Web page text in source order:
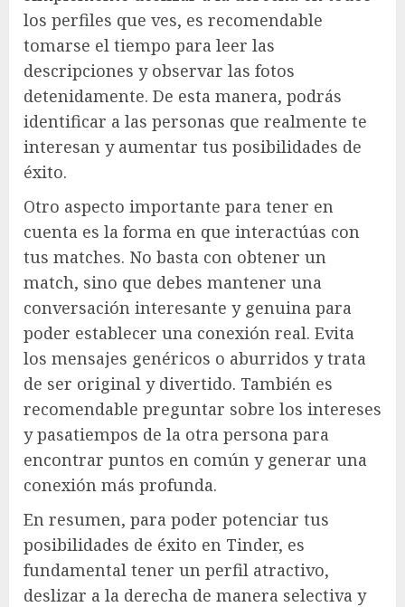
los perfiles que ves, es recomendable
tomarse el tiempo para leer las
descripciones y observar las fotos
detenidamente. De esta manera, podrás
identificar a las personas que realmente te
interesan y aumentar tus posibilidades de
éxito.
Otro aspecto importante para tener en
cuenta es la forma en que interactúas con
tus matches. No basta con obtener un
match, sino que debes mantener una
conversación interesante y genuina para
poder establecer una conexión real. Evita
los mensajes genéricos o aburridos y trata
de ser original y divertido. También es
recomendable preguntar sobre los intereses
y pasatiempos de la otra persona para
encontrar puntos en común y generar una
conexión más profunda.
En resumen, para poder potenciar tus
posibilidades de éxito en Tinder, es
fundamental tener un perfil atractivo,
deslizar a la derecha de manera selectiva y